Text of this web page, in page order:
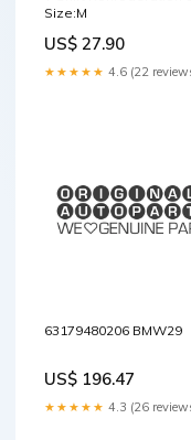
Size:M
US$ 27.90
★★★★★ 4.6 (22
63179480206 BMW29
US$ 196.47
★★★★★ 4.3 (26